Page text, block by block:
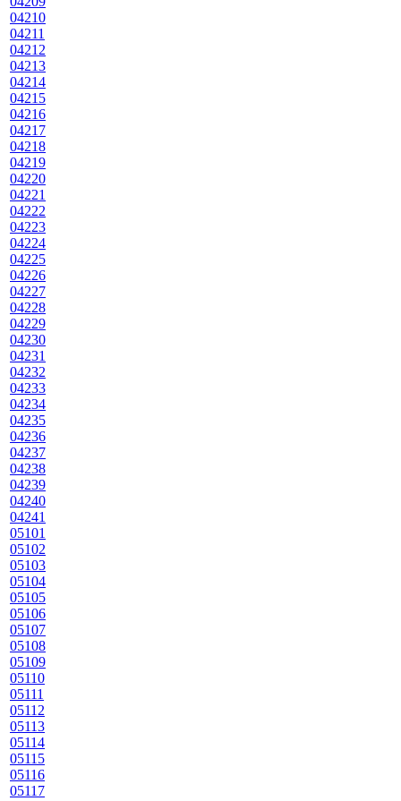
04210
04211
04212
04213
04214
04215
04216
04217
04218
04219
04220
04221
04222
04223
04224
04225
04226
04227
04228
04229
04230
04231
04232
04233
04234
04235
04236
04237
04238
04239
04240
04241
05101
05102
05103
05104
05105
05106
05107
05108
05109
05110
05111
05112
05113
05114
05115
05116
05117